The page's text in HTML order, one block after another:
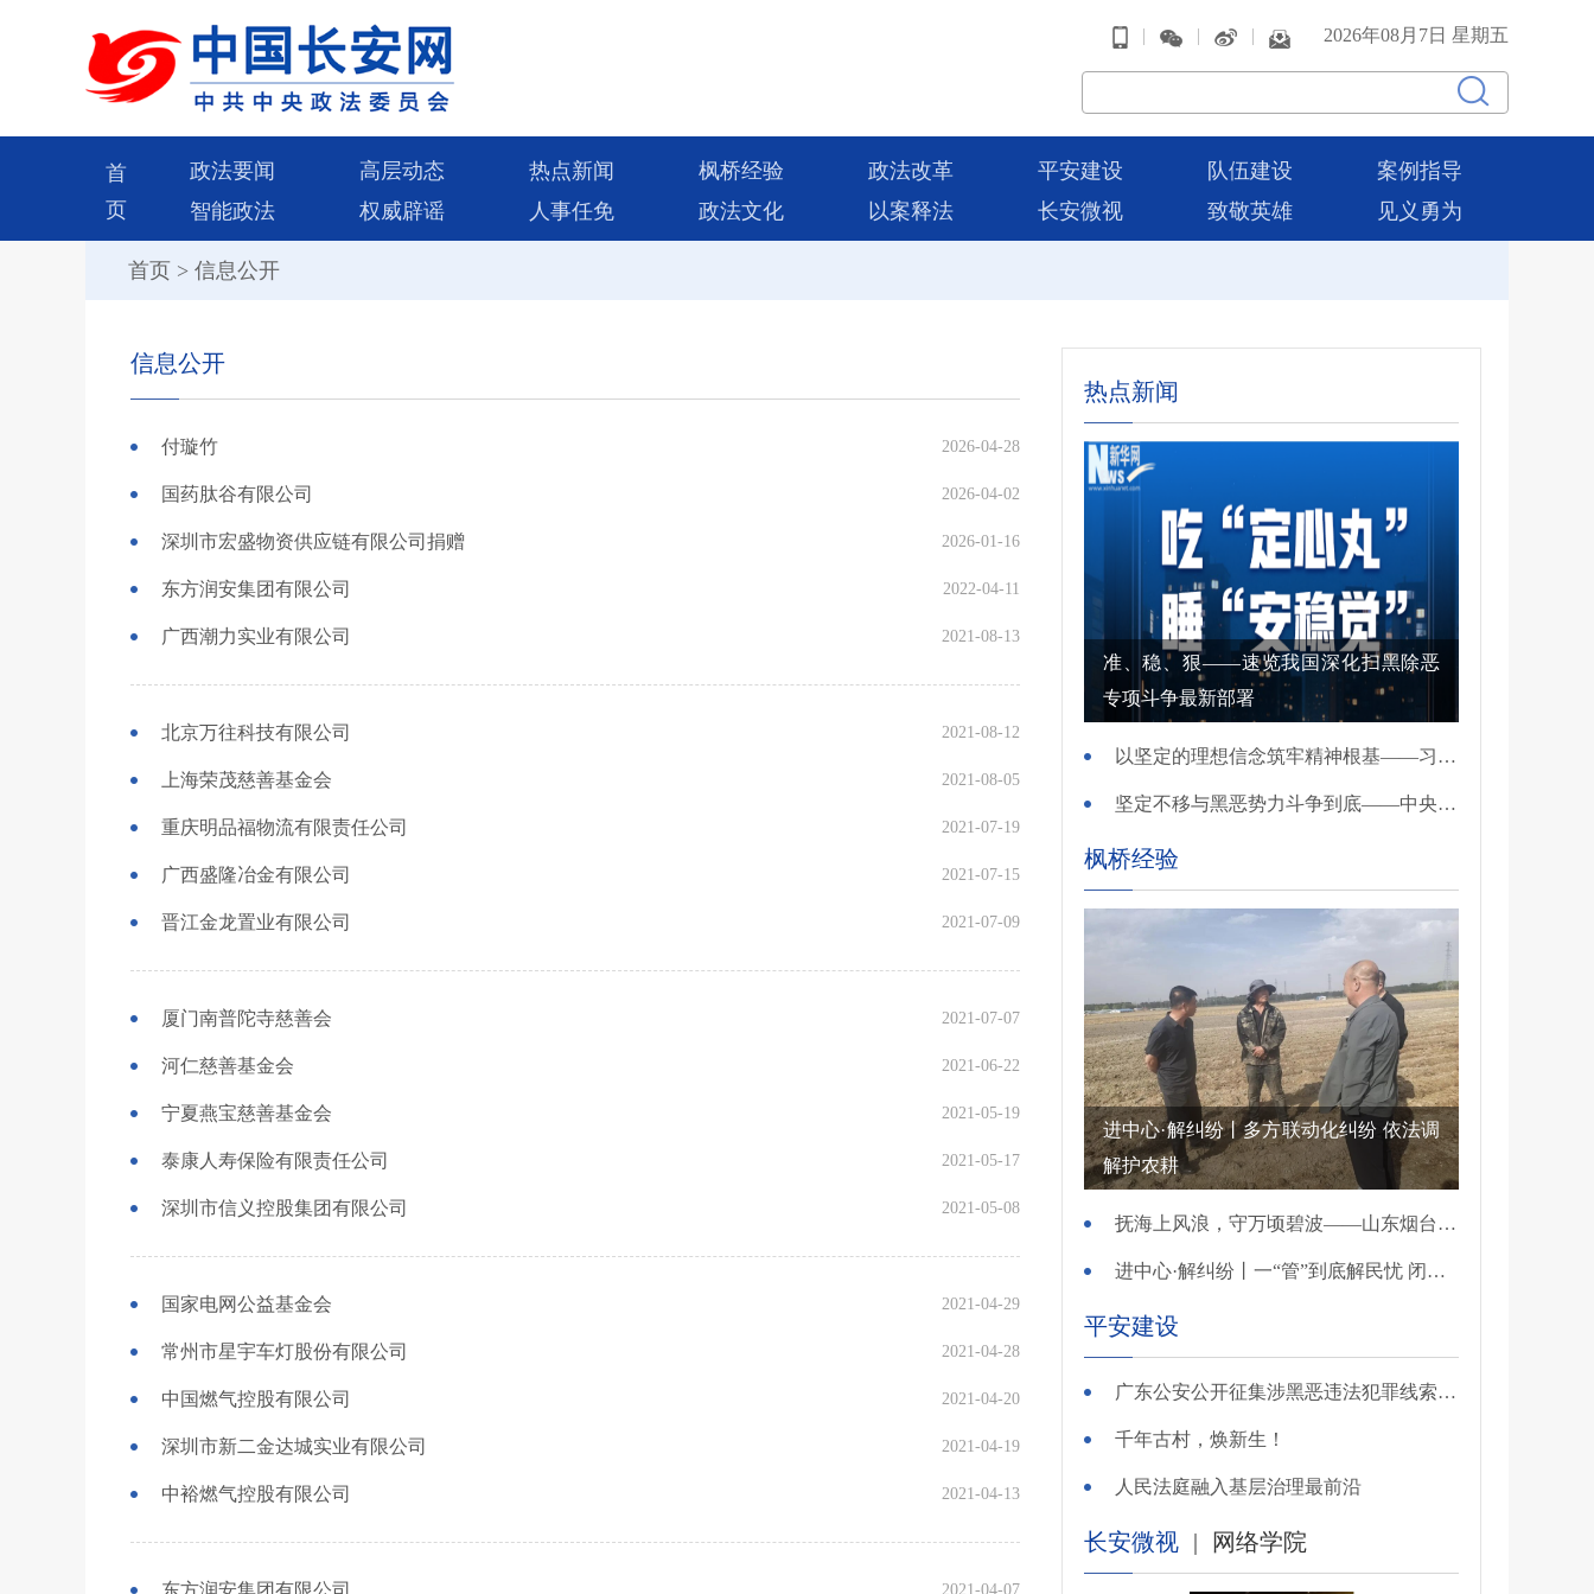
| | | 2026年08月7日 星期五
首
页
政法要闻 高层动态 热点新闻 枫桥经验 政法改革 平安建设 队伍建设
案例指导
智能政法
权威辟谣 人事任免 政法文化 以案释法 长安微视 致敬英雄 见义勇为
首页 > 信息公开
信息公开
付璇竹 2026-04-28
国药肽谷有限公司 2026-04-02
深圳市宏盛物资供应链有限公司捐赠 2026-01-16
东方润安集团有限公司 2022-04-11
广西潮力实业有限公司 2021-08-13
北京万往科技有限公司 2021-08-12
上海荣茂慈善基金会 2021-08-05
重庆明品福物流有限责任公司 2021-07-19
广西盛隆冶金有限公司 2021-07-15
晋江金龙置业有限公司 2021-07-09
厦门南普陀寺慈善会 2021-07-07
河仁慈善基金会 2021-06-22
宁夏燕宝慈善基金会 2021-05-19
泰康人寿保险有限责任公司 2021-05-17
深圳市信义控股集团有限公司 2021-05-08
国家电网公益基金会 2021-04-29
常州市星宇车灯股份有限公司 2021-04-28
中国燃气控股有限公司 2021-04-20
深圳市新二金达城实业有限公司 2021-04-19
中裕燃气控股有限公司 2021-04-13
2021-04-07
热点新闻
准、稳、狠——速览我国深化扫黑除恶
专项斗争最新部署
以坚定的理想信念筑牢精神根基——习近平党建思想理论品格系列述评之一
坚定不移与黑恶势力斗争到底——中央政法委负责同志就开展深化扫黑除恶专项斗争有关问题答记者问
枫桥经验
进中心·解纠纷丨多方联动化纠纷 依法调
解护农耕
抚海上风浪，守万顷碧波——山东烟台把矛盾化解在微澜未起时
进中心·解纠纷丨一“管”到底解民忧 闭环调处化纠纷
平安建设
广东公安公开征集涉黑恶违法犯罪线索，26个举报电话公布
千年古村，焕新生！
人民法庭融入基层治理最前沿
长安微视 | 网络学院